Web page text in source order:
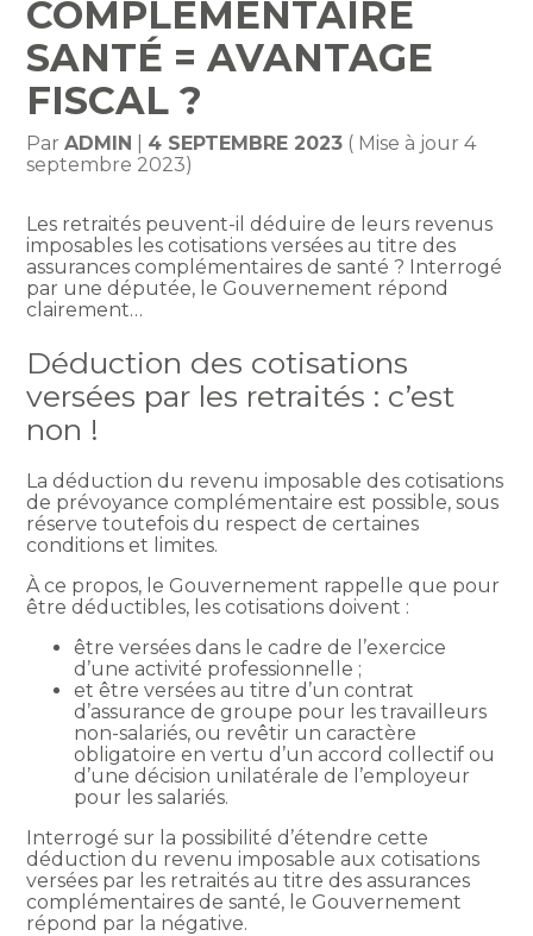
COMPLÉMENTAIRE
SANTÉ = AVANTAGE
FISCAL ?
ParADMIN 4 SEPTEMBRE 2023 ( Mise à jour 4
septembre 2023)
Les retraités peuvent-il déduire de leurs revenus
imposables les cotisations versées au titre des
assurances complémentaires de santé ? Interrogé
par une députée, le Gouvernement répond
clairement…
Déduction des cotisations
versées par les retraités : c’est
non !
La déduction du revenu imposable des cotisations
de prévoyance complémentaire est possible, sous
réserve toutefois du respect de certaines
conditions et limites.
À ce propos, le Gouvernement rappelle que pour
être déductibles, les cotisations doivent :
être versées dans le cadre de l’exercice
d’une activité professionnelle ;
et être versées au titre d’un contrat
d’assurance de groupe pour les travailleurs
non-salariés, ou revêtir un caractère
obligatoire en vertu d’un accord collectif ou
d’une décision unilatérale de l’employeur
pour les salariés.
Interrogé sur la possibilité d’étendre cette
déduction du revenu imposable aux cotisations
versées par les retraités au titre des assurances
complémentaires de santé, le Gouvernement
répond par la négative.